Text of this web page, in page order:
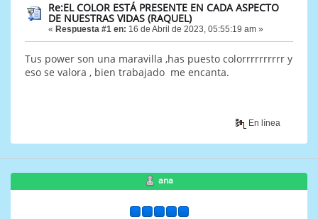
Re:EL COLOR ESTÁ PRESENTE EN CADA ASPECTO
DE NUESTRAS VIDAS (RAQUEL)
« Respuesta #1 en: 16 de Abril de 2023, 05:55:19 am »
Tus power son una maravilla ,has puesto colorrrrrrrrrr y
eso se valora , bien trabajado me encanta.
En línea
ana